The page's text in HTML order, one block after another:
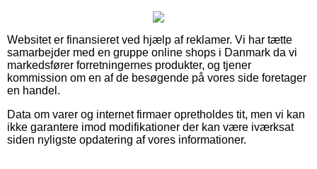
Websitet er finansieret ved hjælp af reklamer. Vi har tætte
samarbejder med en gruppe online shops i Danmark da vi
markedsfører forretningernes produkter, og tjener
kommission om en af de besøgende på vores side foretager
en handel.
Data om varer og internet firmaer opretholdes tit, men vi kan
ikke garantere imod modifikationer der kan være iværksat
siden nyligste opdatering af vores informationer.